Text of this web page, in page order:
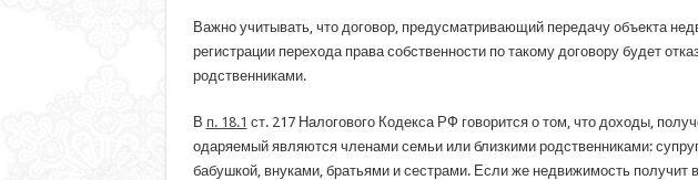
Важно учитывать, что договор, предусматривающий передачу объекта
регистрации перехода права собственности по такому договору будет
родственниками.
В п. 18.1 ст. 217 Налогового Кодекса РФ говорится о том, что доходы,
одаряемый являются членами семьи или близкими родственниками:
бабушкой, внуками, братьями и сестрами. Если же недвижимость получит